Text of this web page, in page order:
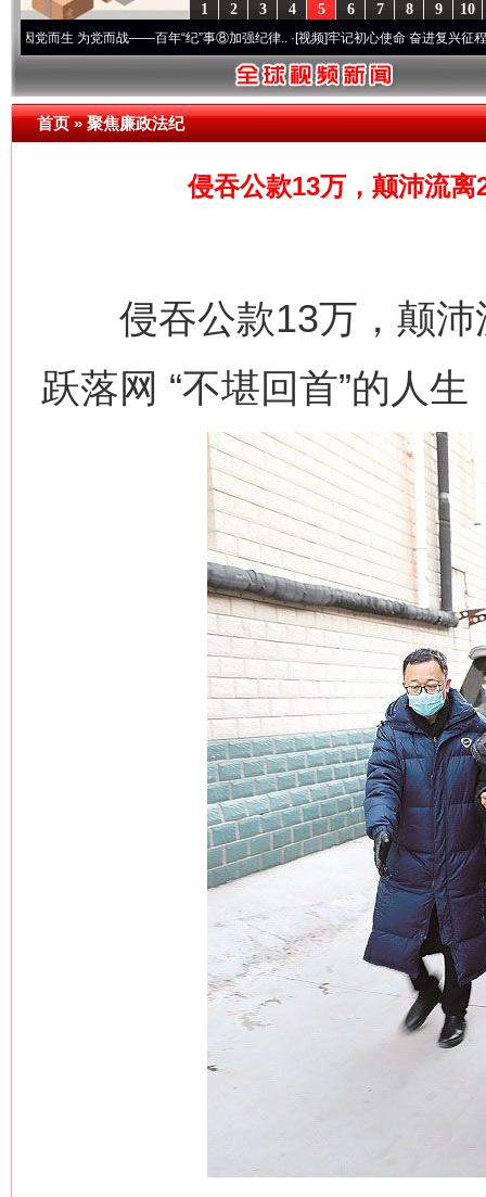
10
9
8
7
6
5
4
3
2
1
为党而战——百年“纪”事⑧加强纪律..·[视频]牢记初心使命 奋进复兴征程丨“转折之城
首页»聚焦廉政法纪
侵吞公款13万，颠沛流
侵吞公款13万，颠沛
跃落网 “不堪回首”的人生